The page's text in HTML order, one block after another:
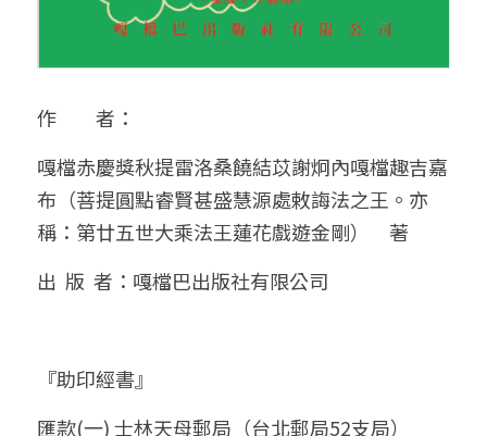
作　　者：
嘎檔赤慶獎秋提雷洛桑饒結苡謝炯內嘎檔趣吉嘉
布（菩提圓點睿賢甚盛慧源處敕誨法之王。亦
稱：第廿五世大乘法王蓮花戲遊金剛）　著
出  版  者：嘎檔巴出版社有限公司
『助印經書』
匯款(一) 士林天母郵局（台北郵局52支局）